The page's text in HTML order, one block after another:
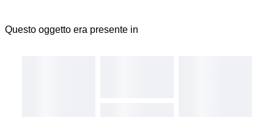
Questo oggetto era presente in